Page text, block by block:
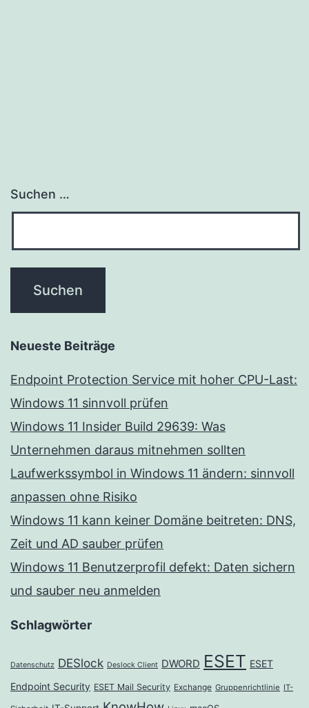
Suchen …
Neueste Beiträge
Endpoint Protection Service mit hoher CPU-Last:
Windows 11 sinnvoll prüfen
Windows 11 Insider Build 29639: Was
Unternehmen daraus mitnehmen sollten
Laufwerkssymbol in Windows 11 ändern: sinnvoll
anpassen ohne Risiko
Windows 11 kann keiner Domäne beitreten: DNS,
Zeit und AD sauber prüfen
Windows 11 Benutzerprofil defekt: Daten sichern
und sauber neu anmelden
Schlagwörter
Datenschutz DESlock Deslock Client DWORD ESET ESET
Endpoint Security ESET Mail Security Exchange Gruppenrichtlinie IT-